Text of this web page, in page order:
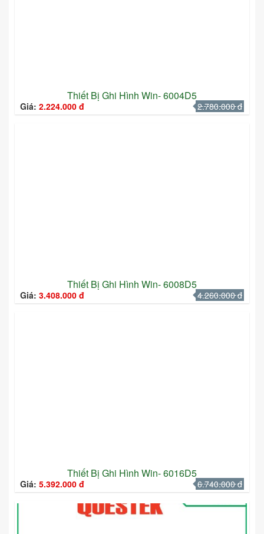
Thiết Bị Ghi Hình Win- 6004D5
Giá: 2.224.000 đ 2.780.000 đ
Thiết Bị Ghi Hình Win- 6008D5
Giá: 3.408.000 đ 4.260.000 đ
Thiết Bị Ghi Hình Win- 6016D5
Giá: 5.392.000 đ 6.740.000 đ